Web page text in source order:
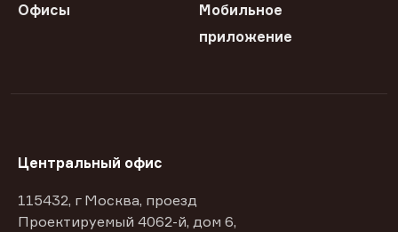
Офисы
Мобильное
приложение
Центральный офис
115432, г Москва, проезд
Проектируемый 4062-й, дом 6,